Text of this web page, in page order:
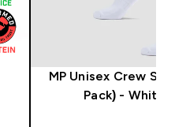
MP Unisex Crew
Pack) - White